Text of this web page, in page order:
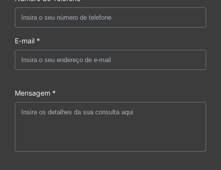
E-mail *
Mensagem *